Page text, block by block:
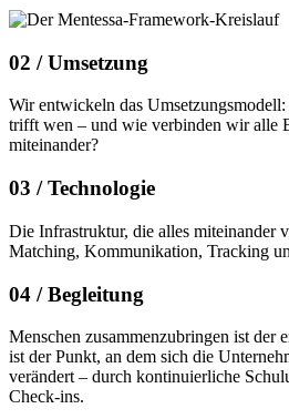
02 /Umsetzung
Wir entwickeln das
trifft wen – und wie verbinden wir alle
miteinander?
03 /Technologie
Die Infrastruktur, die alles miteinander
Matching, Kommunikation, Tracking
04 /Begleitung
Menschen zusammenzubringen ist der
ist der Punkt, an dem sich die
verändert – durch kontinuierliche
Check-ins.